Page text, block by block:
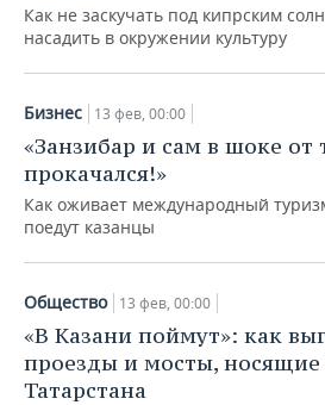
Как не заскучать под кипрским
насадить в окружении культуру
Бизнес 13 фев, 00:00
«Занзибар и сам в шоке от
прокачался!»
Как оживает международный
поедут казанцы
Общество 13 фев, 00:00
«В Казани поймут»: как
проезды и мосты,
Татарстана